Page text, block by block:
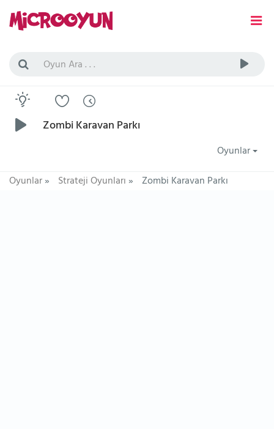
Zombi Karavan Parkı
Oyunlar
Oyunlar» Strateji Oyunları» Zombi Karavan Parkı